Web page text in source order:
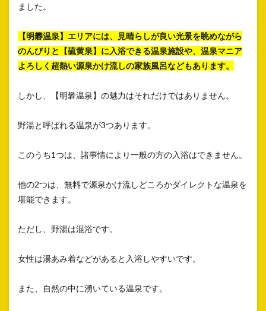
ました。
【明礬温泉】エリアには、見晴らしが良い光景を眺めながら
のんびりと【硫黄泉】に入浴できる温泉施設や、温泉マニア
よろしく超熱い源泉かけ流しの家族風呂などもあります。
しかし、【明礬温泉】の魅力はそれだけではありません。
野湯と呼ばれる温泉が3つあります。
このうち1つは、諸事情により一般の方の入浴はできません。
他の2つは、無料で源泉かけ流しどころかダイレクトな温泉を
堪能できます。
ただし、野湯は混浴です。
女性は湯あみ着などがあると入浴しやすいです。
また、自然の中に湧いている温泉です。